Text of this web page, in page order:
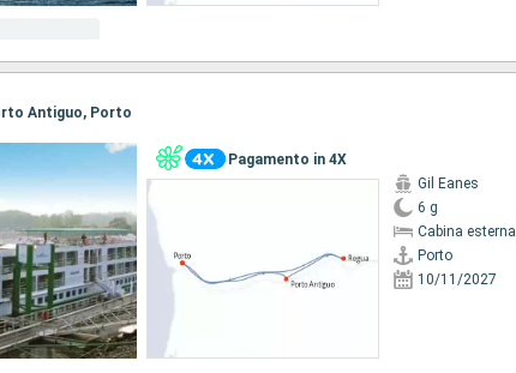
Antiguo, Porto
Pagamento in 4X
Gil Eanes
6 g
Cabina esterna
Porto
10/11/2027